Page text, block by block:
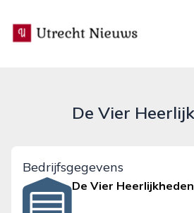
utrecht-nieuws.nl
De Vier
Bedrijfsgegevens
De Vier Heerlijkheden